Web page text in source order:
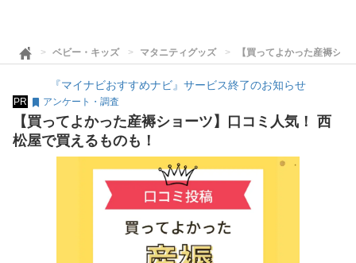
ベビー・キッズ マタニティグッズ 【買ってよかった産褥シ
『マイナビおすすめナビ』サービス終了のお知らせ
PR アンケート・調査
【買ってよかった産褥ショーツ】口コミ人気！ 西
松屋で買えるものも！